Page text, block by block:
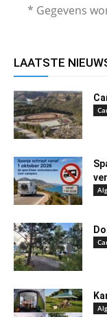
* Gegevens
LAATSTE